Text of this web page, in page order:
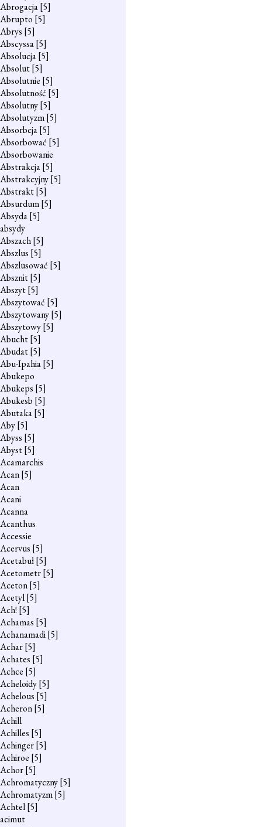
Abrogacja[5]
Abrupto [5]
Abrys [5]
Abscyssa[5]
Absolucja[5]
Absolut[5]
Absolutnie [5]
Absolutność [5]
Absolutny[5]
Absolutyzm[5]
Absorbcja[5]
Absorbować [5]
Absorbowanie
Abstrakcja[5]
Abstrakcyjny[5]
Abstrakt[5]
Absurdum[5]
Absyda[5]
absydy
Abszach[5]
Abszlus [5]
Abszlusować [5]
Absznit[5]
Abszyt[5]
Abszytować [5]
Abszytowany[5]
Abszytowy[5]
Abucht[5]
Abudat[5]
Abu-Ipahia[5]
Abukepo
Abukeps [5]
Abukesb [5]
Abutaka[5]
Aby[5]
Abyss [5]
Abyst[5]
Acamarchis
Acan[5]
Acan
Acani
Acanna
Acanthus
Accessie
Acervus [5]
Acetabuł[5]
Acetometr[5]
Aceton[5]
Acetyl[5]
Ach! [5]
Achamas [5]
Achanamadi[5]
Achar[5]
Achates [5]
Achce [5]
Acheloidy[5]
Achelous [5]
Acheron[5]
Achill
Achilles [5]
Achinger[5]
Achiroe [5]
Achor[5]
Achromatyczny[5]
Achromatyzm[5]
Achtel[5]
acimut